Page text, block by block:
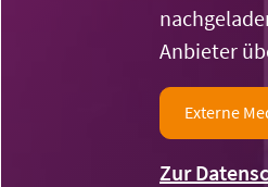
Anbieter
Externe
Zur